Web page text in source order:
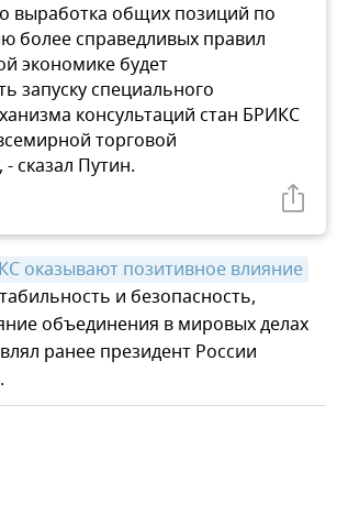
выработка общих позиций по
более справедливых правил
экономике будет
запуску специального
консультаций стан БРИКС
торговой
сказал Путин.
оказывают позитивное влияние
и безопасность,
объединения в мировых делах
ранее президент России